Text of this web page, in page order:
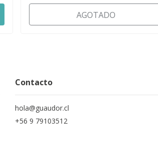
AGOTADO
Contacto
hola@guaudor.cl
+56 9 79103512